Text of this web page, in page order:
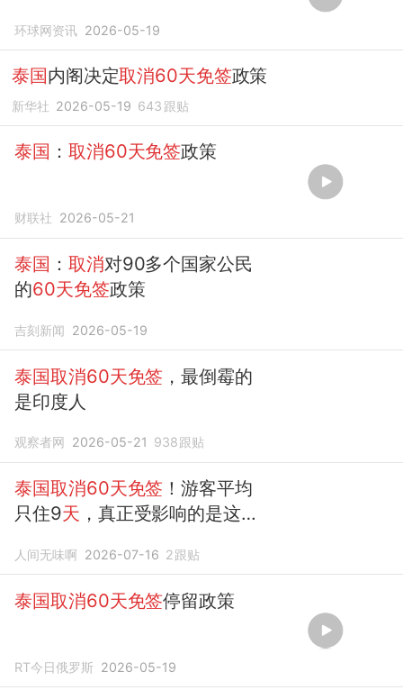
环球网资讯 2026-05-19
泰国内阁决定取消60天免签政策
新华社 2026-05-19 643 跟贴
泰国 ：取消60天免签政策
财联社 2026-05-21
泰国 ：取消对90多个国家公民
的60天免签政策
吉刻新闻 2026-05-19
泰国取消60天免签 ，最倒霉的
是印度人
观察者网 2026-05-21 938跟贴
泰国取消60天免签 ！游客平均
只住9天 ，真正受影响的是这
人间无味啊 2026-07-16 2跟贴
泰国取消60天免签停留政策
RT今日俄罗斯 2026-05-19